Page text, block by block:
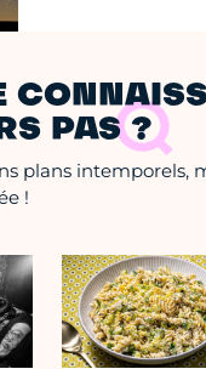
PAS ?
plans intemporels,
!